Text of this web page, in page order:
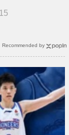
Recommended by